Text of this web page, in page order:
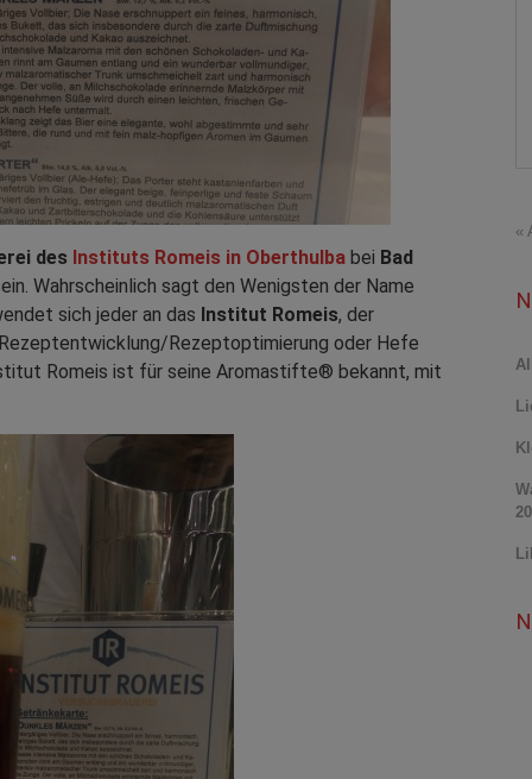
des Instituts Romeis in Oberthulba bei Bad
Wahrscheinlich sagt den Wenigsten der Name
sich jeder an das Institut Romeis, der
Rezeptoptimierung oder Hefe
Romeis ist für seine Aromastifte® bekannt, mit
«